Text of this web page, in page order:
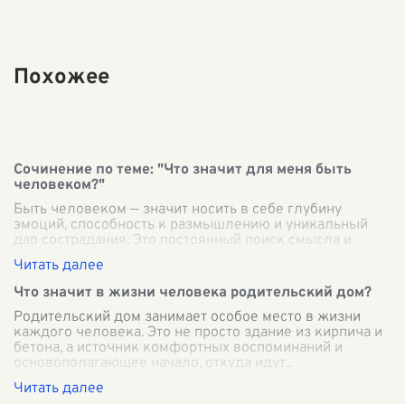
Похожее
Сочинение по теме: "Что значит для меня быть
человеком?"
Быть человеком — значит носить в себе глубину
эмоций, способность к размышлению и уникальный
дар сострадания. Это постоянный поиск смысла и
цели, стремление к саморазвитию и понима
Что значит в жизни человека родительский дом?
Родительский дом занимает особое место в жизни
каждого человека. Это не просто здание из кирпича и
бетона, а источник комфортных воспоминаний и
основополагающее начало, откуда идут